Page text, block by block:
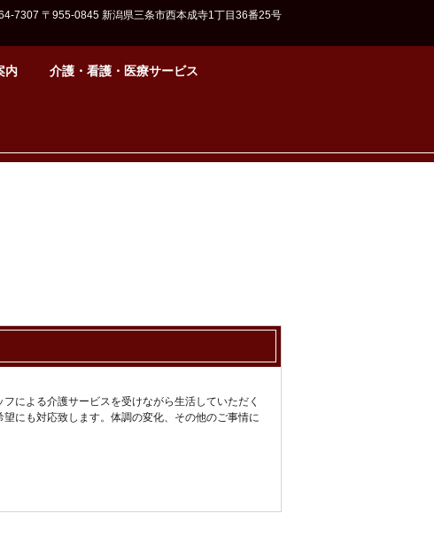
7307 〒955-0845 新潟県三条市西本成寺1丁目36番25号
内 介護・看護・医療サービス
による介護サービスを受けながら生活していただく
にも対応致します。体調の変化、その他のご事情に